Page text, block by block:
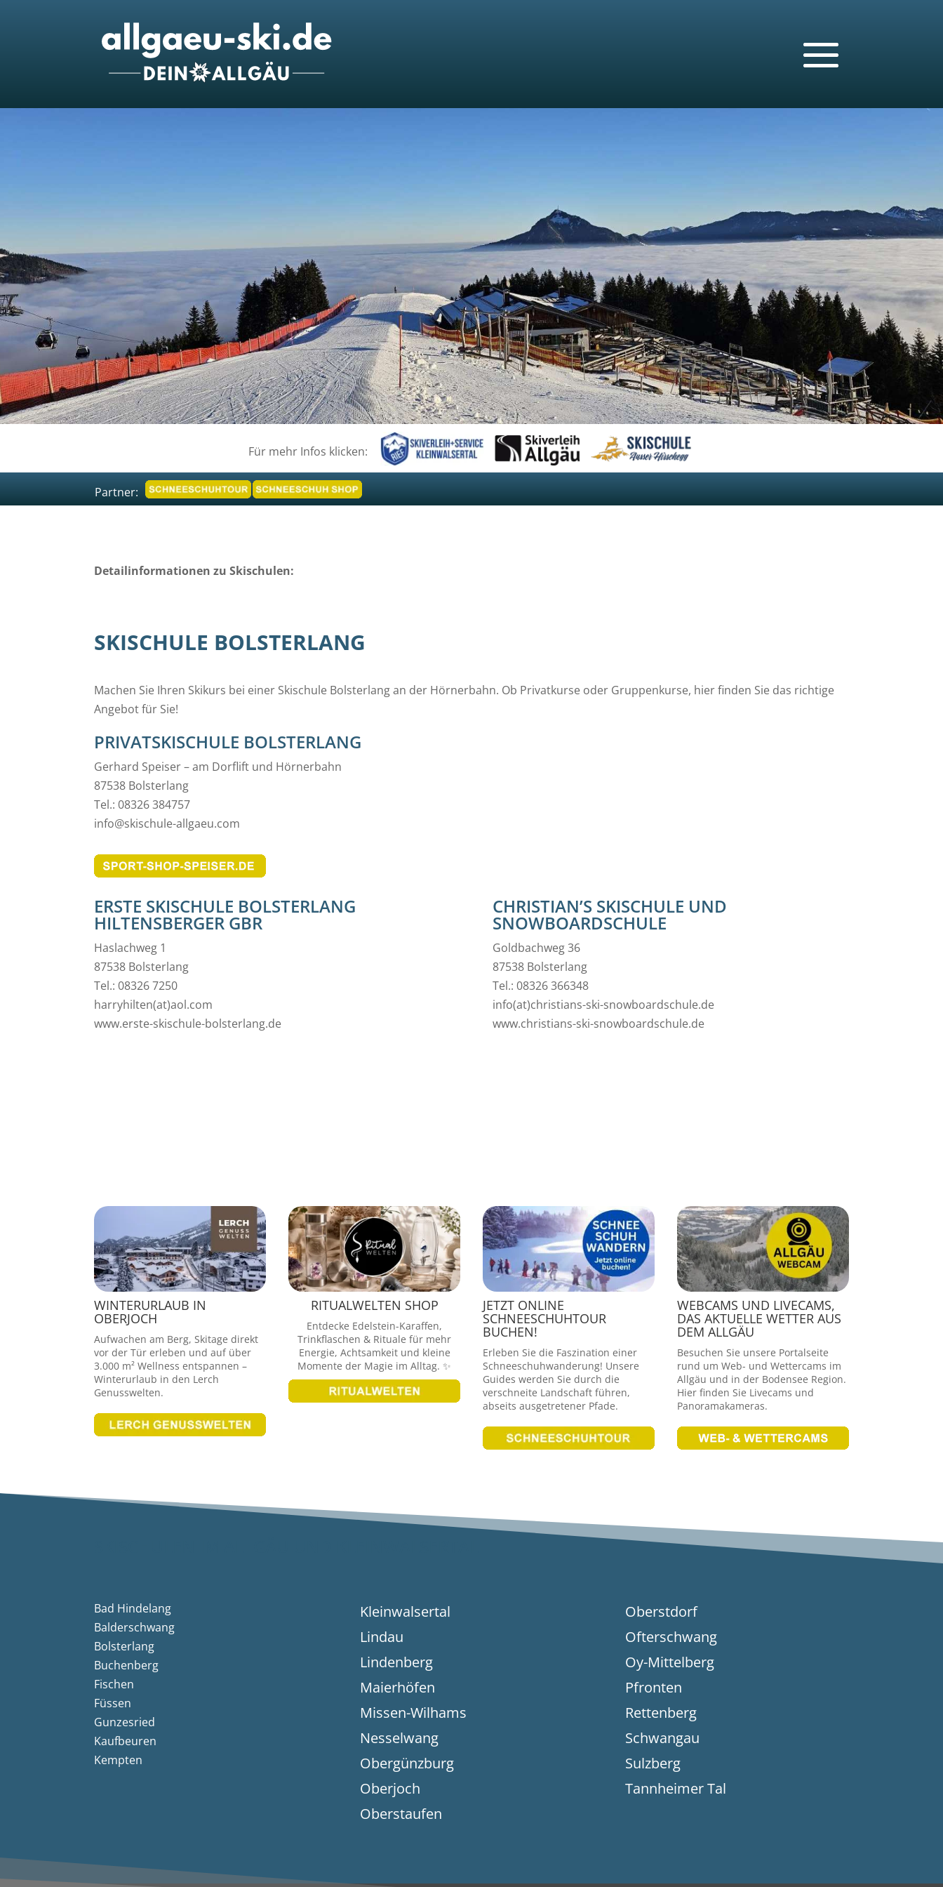
Für mehr Infos klicken:
Partner:
Detailinformationen zu Skischulen:
SKISCHULE BOLSTERLANG
Machen Sie Ihren Skikurs bei einer Skischule Bolsterlang an der Hörnerbahn. Ob Privatkurse oder Gruppenkurse, hier finden Sie das richtige
Angebot für Sie!
PRIVATSKISCHULE BOLSTERLANG
Gerhard Speiser – am Dorflift und Hörnerbahn
87538 Bolsterlang
Tel.: 08326 384757
info@skischule-allgaeu.com
ERSTE SKISCHULE BOLSTERLANG
HILTENSBERGER GBR
Haslachweg 1
87538 Bolsterlang
Tel.: 08326 7250
harryhilten(at)aol.com
www.erste-skischule-bolsterlang.de
CHRISTIAN’S SKISCHULE UND
SNOWBOARDSCHULE
Goldbachweg 36
87538 Bolsterlang
Tel.: 08326 366348
info(at)christians-ski-snowboardschule.de
www.christians-ski-snowboardschule.de
WINTERURLAUB IN
OBERJOCH
Aufwachen am Berg, Skitage direkt
vor der Tür erleben und auf über
3.000 m² Wellness entspannen –
Winterurlaub in den Lerch
Genusswelten.
RITUALWELTEN SHOP
Entdecke Edelstein-Karaffen,
Trinkflaschen & Rituale für mehr
Energie, Achtsamkeit und kleine
Momente der Magie im Alltag. ✨
JETZT ONLINE
SCHNEESCHUHTOUR
BUCHEN!
Erleben Sie die Faszination einer
Schneeschuhwanderung! Unsere
Guides werden Sie durch die
verschneite Landschaft führen,
abseits ausgetretener Pfade.
WEBCAMS UND LIVECAMS,
DAS AKTUELLE WETTER AUS
DEM ALLGÄU
Besuchen Sie unsere Portalseite
rund um Web- und Wettercams im
Allgäu und in der Bodensee Region.
Hier finden Sie Livecams und
Panoramakameras.
Bad Hindelang
Balderschwang
Bolsterlang
Buchenberg
Fischen
Füssen
Gunzesried
Kaufbeuren
Kempten
Kleinwalsertal
Lindau
Lindenberg
Maierhöfen
Missen-Wilhams
Nesselwang
Obergünzburg
Oberjoch
Oberstaufen
Oberstdorf
Ofterschwang
Oy-Mittelberg
Pfronten
Rettenberg
Schwangau
Sulzberg
Tannheimer Tal